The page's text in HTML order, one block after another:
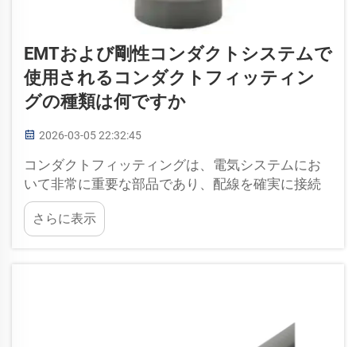
EMTおよび剛性コンダクトシステムで
使用されるコンダクトフィッティン
グの種類は何ですか
2026-03-05 22:32:45
コンダクトフィッティングは、電気システムにお
いて非常に重要な部品であり、配線を確実に接続
し、適切に保護します。EMT（Electrical Metallic
Tubing：電気用金属管）および剛性コンダクトシ
ステムを扱う際には、用途に応じてさまざまな種
さらに表示